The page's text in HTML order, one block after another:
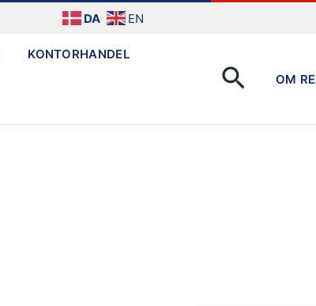
DA EN
KONTORHANDEL
Søg OM RE